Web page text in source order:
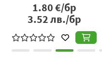
1.80€/бр
3.52лв./бр